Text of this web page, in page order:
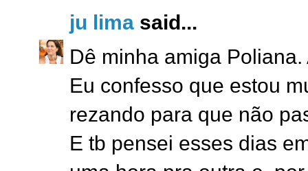
ju lima said...
Dê minha amiga
Eu confesso que estou
rezando para que não
E tb pensei esses dias